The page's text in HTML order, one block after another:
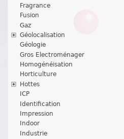
Fragrance
Fusion
Gaz
Géolocalisation
Géologie
Gros Electroménager
Homogénéisation
Horticulture
Hottes
ICP
Identification
Impression
Indoor
Industrie